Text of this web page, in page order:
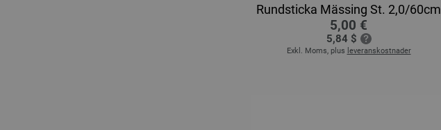
Rundsticka Mässing St. 2,0/60cm
5,00 €
5,84 $
Exkl. Moms, plus leveranskostnader